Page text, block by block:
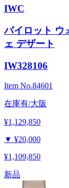
IWC
パイロット ウ
ェ デザート
IW328106
Item No.84601
在庫有/大阪
¥1,129,850
▼ ¥20,000
¥1,109,850
新品